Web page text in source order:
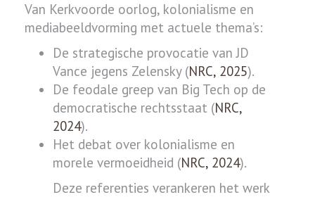
Van Kerkvoorde oorlog, kolonialisme en
mediabeeldvorming met actuele thema’s:
De strategische provocatie van JD
Vance jegens Zelensky (NRC, 2025).
De feodale greep van Big Tech op de
democratische rechtsstaat (NRC,
2024).
Het debat over kolonialisme en
morele vermoeidheid (NRC, 2024).
Deze referenties verankeren het werk